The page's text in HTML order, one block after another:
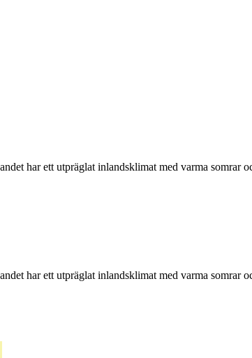
har ett utpräglat inlandsklimat med varma somrar
har ett utpräglat inlandsklimat med varma somrar